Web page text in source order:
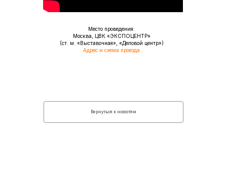
Место проведения:
Москва, ЦВК «ЭКСПОЦЕНТР»
(ст. м. «Выставочная», «Деловой центр»)
Адрес и схема проезда
Вернуться к новостям